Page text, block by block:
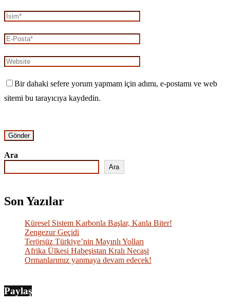
Bir dahaki sefere yorum yapmam için adımı, e-postamı ve web
sitemi bu tarayıcıya kaydedin.
Ara
Ara
Son Yazılar
Küresel Sistem Karbonla Başlar, Kanla Biter!
Zengezur Geçidi
Terörsüz Türkiye’nin Mayınlı Yolları
Afrika Ülkesi Habeşistan Kralı Necaşi
Ormanlarımız yanmaya devam edecek!
Paylaş